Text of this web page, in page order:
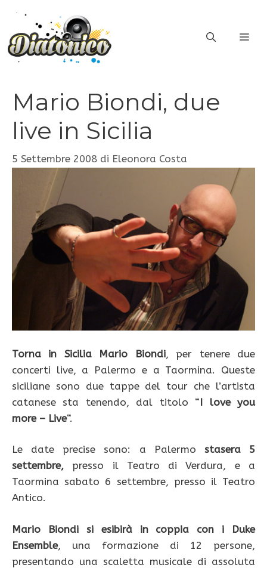
contenuto
Mario Biondi, due
live in Sicilia
5 Settembre 2008 di Eleonora Costa
Torna in Sicilia Mario Biondi, per tenere due
concerti live, a Palermo e a Taormina. Queste
siciliane sono due tappe del tour che l’artista
catanese sta tenendo, dal titolo “I love you
more – Live“.
Le date precise sono: a Palermo stasera 5
settembre, presso il Teatro di Verdura, e a
Taormina sabato 6 settembre, presso il Teatro
Antico.
Mario Biondi si esibirà in coppia con i Duke
Ensemble, una formazione di 12 persone,
presentando una scaletta musicale di assoluta